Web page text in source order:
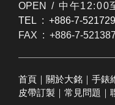
OPEN / 中午12:00
TEL : +886-7-
FAX : +886-7-
首頁 ｜ 關於大銘 ｜ 手錶
皮帶訂製 ｜ 常見問題 ｜